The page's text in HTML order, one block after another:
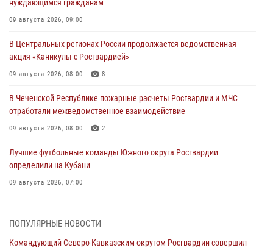
нуждающимся гражданам
09 августа 2026, 09:00
В Центральных регионах России продолжается ведомственная
акция «Каникулы с Росгвардией»
09 августа 2026, 08:00 8
В Чеченской Республике пожарные расчеты Росгвардии и МЧС
отработали межведомственное взаимодействие
09 августа 2026, 08:00 2
Лучшие футбольные команды Южного округа Росгвардии
определили на Кубани
09 августа 2026, 07:00
(видео)
ПОПУЛЯРНЫЕ НОВОСТИ
Командующий Северо-Кавказским округом Росгвардии совершил